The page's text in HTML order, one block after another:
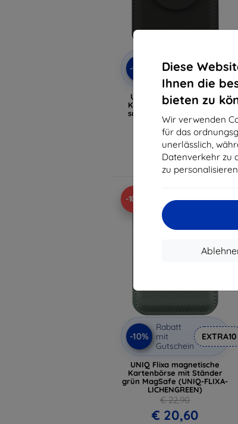
Diese
Ihnen die
bieten zu
Wir verwenden
für das
unerlässlich,
Datenverkehr zu
zu
-10%
mit
Gutschein
EXTRA10
UNIQ Flixa magnetische
Kartenbörse mit Ständer
schwarz MagSafe (UNIQ-
FLIXA-JETBLACK)
€ 32,90
€ 29,62
Auf Lager > 5 Stk.
-10%
-10%
Rabatt
mit
Gutschein
EXTRA10
UNIQ Flixa magnetische
Kartenbörse mit Ständer
grün MagSafe (UNIQ-FLIXA-
LICHENGREEN)
€ 22,90
€ 20,60